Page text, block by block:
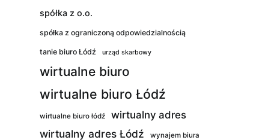
spółka z o.o.
spółka z ograniczoną odpowiedzialnością
tanie biuro Łódź urząd skarbowy
wirtualne biuro
wirtualne biuro Łódź
wirtualne biuro łódź wirtualny adres
wirtualny adres Łódź wynajem biura